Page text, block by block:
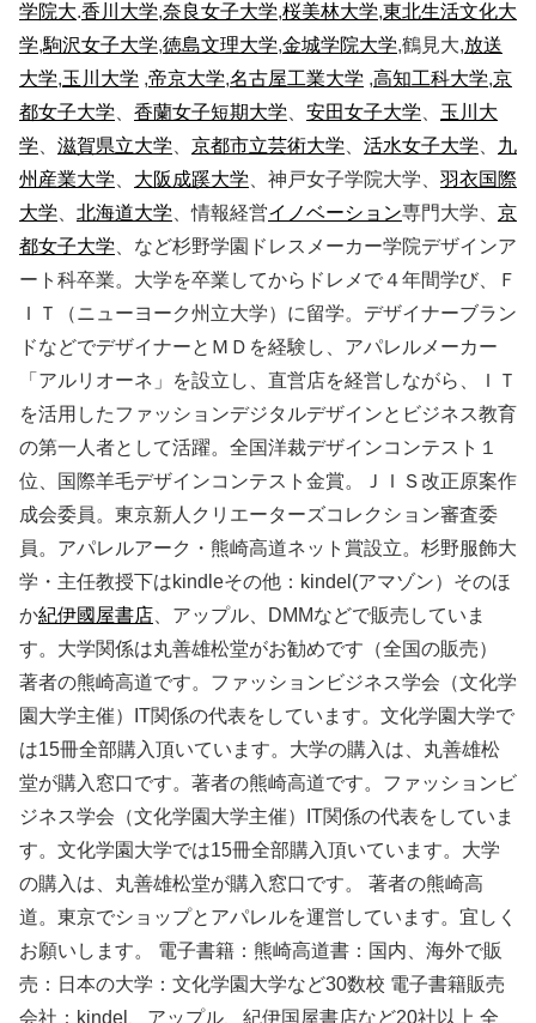
学院大.香川大学,奈良女子大学,桜美林大学,東北生活文化大
学,駒沢女子大学,徳島文理大学,金城学院大学,鶴見大,放送
大学,玉川大学 ,帝京大学,名古屋工業大学 ,高知工科大学,京
都女子大学
香蘭女子短期大学 安田女子大学
玉川大
学
滋賀県立大学 京都市立芸術大学 活水女子大学
九
州産業大学
大阪成蹊大学 、神戸女子学院大学、 羽衣国際
大学
北海道大学 、情報経営イノベーション専門大学、 京
都女子大学 、など杉野学園ドレスメーカー学院デザインア
ート科卒業。大学を卒業してからドレメで４年間学び、Ｆ
ＩＴ（ニューヨーク州立大学）に留学。デザイナーブラン
ドなどでデザイナーとＭＤを経験し、アパレルメーカー
「アルリオーネ」を設立し、直営店を経営しながら、ＩＴ
を活用したファッションデジタルデザインとビジネス教育
の第一人者として活躍。全国洋裁デザインコンテスト１
位、国際羊毛デザインコンテスト金賞。ＪＩＳ改正原案作
成会委員。東京新人クリエーターズコレクション審査委
員。アパレルアーク・熊崎高道ネット賞設立。杉野服飾大
学・主任教授下はkindleその他：kindel(アマゾン）そのほ
か紀伊國屋書店 、アップル、DMMなどで販売していま
す。大学関係は丸善雄松堂がお勧めです（全国の販売）
著者の熊崎高道です。ファッションビジネス学会（文化学
園大学主催）IT関係の代表をしています。文化学園大学で
は15冊全部購入頂いています。大学の購入は、丸善雄松
堂が購入窓口です。著者の熊崎高道です。ファッションビ
ジネス学会（文化学園大学主催）IT関係の代表をしていま
す。文化学園大学では15冊全部購入頂いています。大学
の購入は、丸善雄松堂が購入窓口です。 著者の熊崎高
道。東京でショップとアパレルを運営しています。宜しく
お願いします。 電子書籍：熊崎高道書：国内、海外で販
売：日本の大学：文化学園大学など30数校 電子書籍販売
会社：kindel、アップル、紀伊国屋書店など20社以上 全